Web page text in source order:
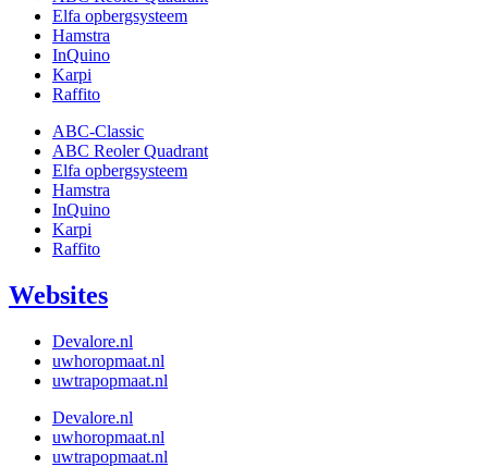
Elfa opbergsysteem
Hamstra
InQuino
Karpi
Raffito
ABC-Classic
ABC Reoler Quadrant
Elfa opbergsysteem
Hamstra
InQuino
Karpi
Raffito
Websites
Devalore.nl
uwhoropmaat.nl
uwtrapopmaat.nl
Devalore.nl
uwhoropmaat.nl
uwtrapopmaat.nl